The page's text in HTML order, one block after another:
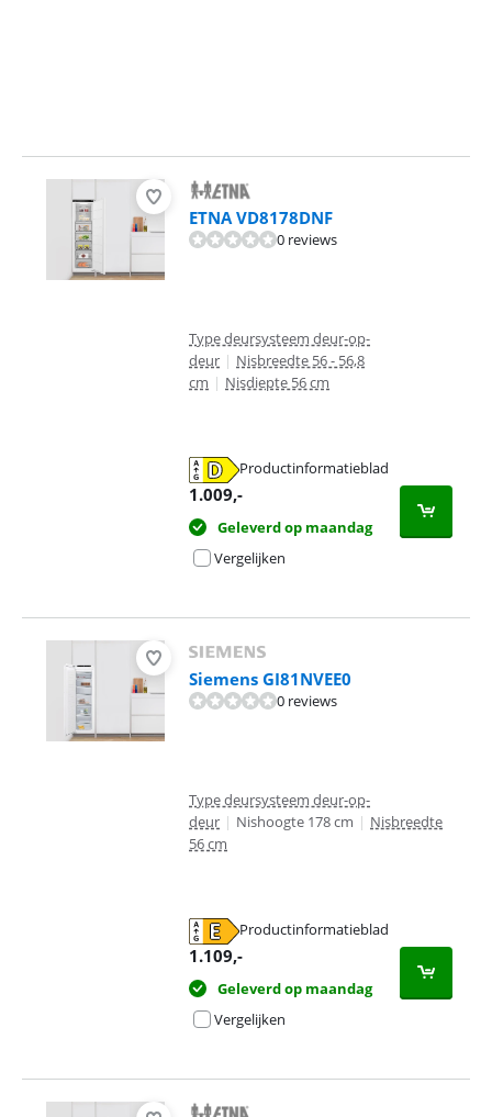
ETNA VD8178DNF
0 reviews
Type deursysteem deur-op-
deur | Nisbreedte 56 - 56,8
cm | Nisdiepte 56 cm
Productinformatieblad
1.009,-
Geleverd op maandag
Vergelijken
Siemens GI81NVEE0
0 reviews
Type deursysteem deur-op-
deur | Nishoogte 178 cm | Nisbreedte
56 cm
Productinformatieblad
1.109,-
Geleverd op maandag
Vergelijken